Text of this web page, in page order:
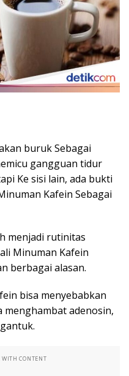
buruk Sebagai
gangguan tidur
Ke sisi lain, ada bukti
Kafein Sebagai
menjadi rutinitas
Minuman Kafein
berbagai alasan.
bisa menyebabkan
adenosin,
WITH CONTENT